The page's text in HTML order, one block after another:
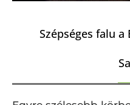
Szépséges falu